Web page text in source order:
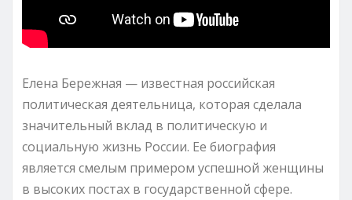
Елена Бережная — известная российская
политическая деятельница, которая сделала
значительный вклад в политическую и
социальную жизнь России. Ее биография
является смелым примером успешной женщины
в высоких постах в государственной сфере.